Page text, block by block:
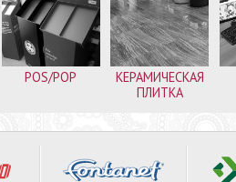
POS/POP
КЕРАМИЧЕСКАЯ
ПЛИТКА